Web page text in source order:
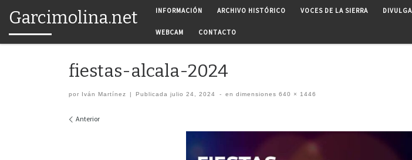
Saltar al contenido
Garcimolina.net INFORMACIÓN ARCHIVO HISTÓRICO VOCES DE LA SIERRA
WEBCAM CONTACTO
fiestas-alcala-2024
por Iván Martínez | Publicadajulio 24, 2024 - en dimensiones 640 × 1446
Navegación de imágenes
Anterior